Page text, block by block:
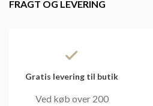
FRAGT OG LEVERING
Gratis levering til butik
Ved køb over 200